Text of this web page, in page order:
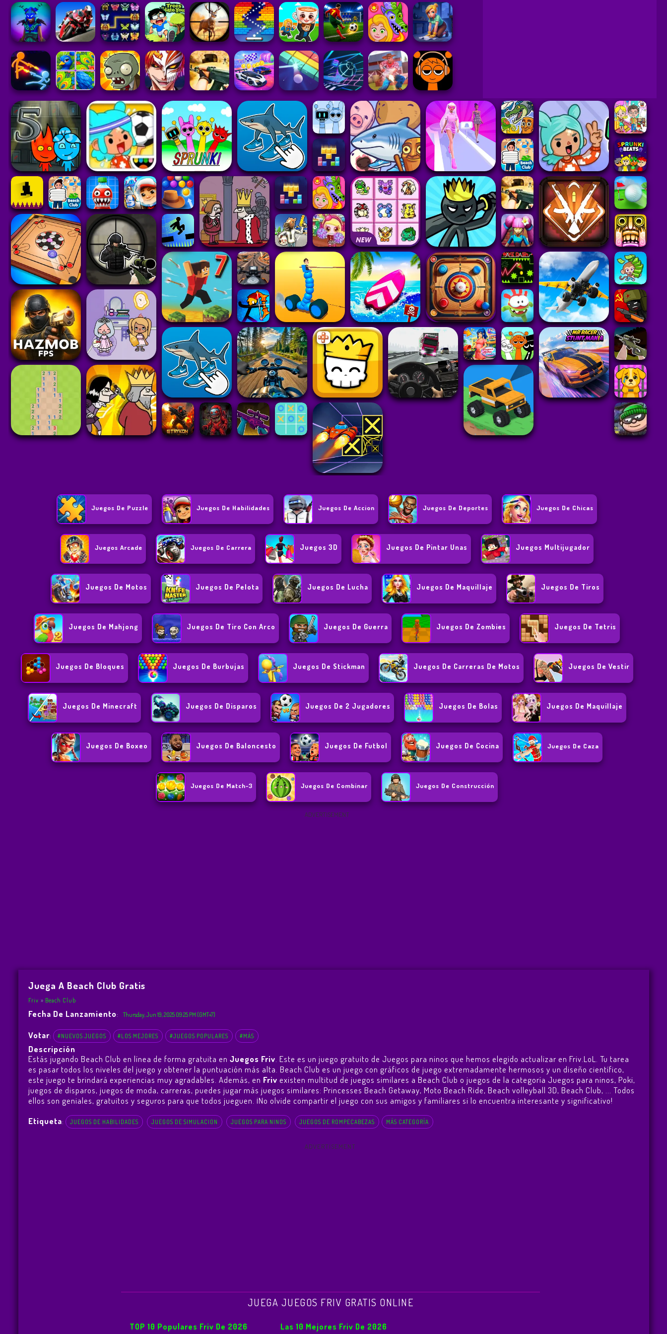
Juegos De Puzzle Juegos De Habilidades Juegos De Accion Juegos De Deportes Juegos De Chicas
Juegos Arcade Juegos De Carrera Juegos 3D Juegos De Pintar Unas Juegos Multijugador
Juegos De Motos Juegos De Pelota Juegos De Lucha Juegos De Maquillaje Juegos De Tiros
Juegos De Mahjong Juegos De Tiro Con Arco Juegos De Guerra Juegos De Zombies Juegos De Tetris
Juegos De Bloques Juegos De Burbujas Juegos De Stickman Juegos De Carreras De Motos Juegos De Vestir
Juegos De Minecraft Juegos De Disparos Juegos De 2 Jugadores Juegos De Bolas Juegos De Maquillaje
Juegos De Boxeo Juegos De Baloncesto Juegos De Futbol Juegos De Cocina Juegos De Caza
Juegos De Match-3 Juegos De Combinar Juegos De Construcción
ADVERTISEMENT
Juega A Beach Club Gratis
Friv Beach Club
Fecha De Lanzamiento: Thursday, Jun 19, 2025 09:25 PM (GMT+7)
Votar: #NUEVOS JUEGOS #LOS MEJORES #JUEGOS POPULARES #MÁS
Descripción
Estás jugando Beach Club en línea de forma gratuita en Juegos Friv. Este es un juego gratuito de Juegos para ninos que hemos elegido actualizar en Friv.LoL. Tu tarea
es pasar todos los niveles del juego y obtener la puntuación más alta. Beach Club es un juego con gráficos de juego extremadamente hermosos y un diseño científico,
este juego te brindará experiencias muy agradables. Además, en Friv existen multitud de juegos similares a Beach Club o juegos de la categoría Juegos para ninos, Poki,
juegos de disparos, juegos de moda, carreras, puedes jugar más juegos similares: Princesses Beach Getaway, Moto Beach Ride, Beach volleyball 3D, Beach Club, ... Todos
ellos son geniales, gratuitos y seguros para que todos jueguen. ¡No olvide compartir el juego con sus amigos y familiares si lo encuentra interesante y significativo!
Etiqueta: JUEGOS DE HABILIDADES JUEGOS DE SIMULACION JUEGOS PARA NINOS JUEGOS DE ROMPECABEZAS MÁS CATEGORÍA
ADVERTISEMENT
JUEGA JUEGOS FRIV GRATIS ONLINE
TOP 10 Populares Friv De 2026 Las 10 Mejores Friv De 2026